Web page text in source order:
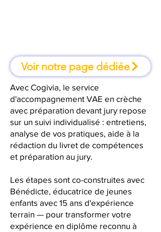
Voir notre page dédiée
Avec Cogivia, le service
d'accompagnement VAE en crèche
avec préparation devant jury repose
sur un suivi individualisé : entretiens,
analyse de vos pratiques, aide à la
rédaction du livret de compétences
et préparation au jury.
Les étapes sont co-construites avec
Bénédicte, éducatrice de jeunes
enfants avec 15 ans d'expérience
terrain — pour transformer votre
expérience en diplôme reconnu à